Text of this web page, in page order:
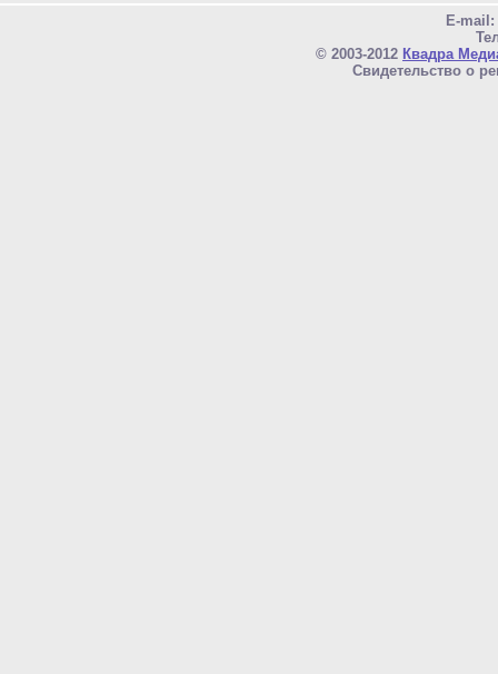
E-mail:
© 2003-2012 Квадра
Свидетельство о